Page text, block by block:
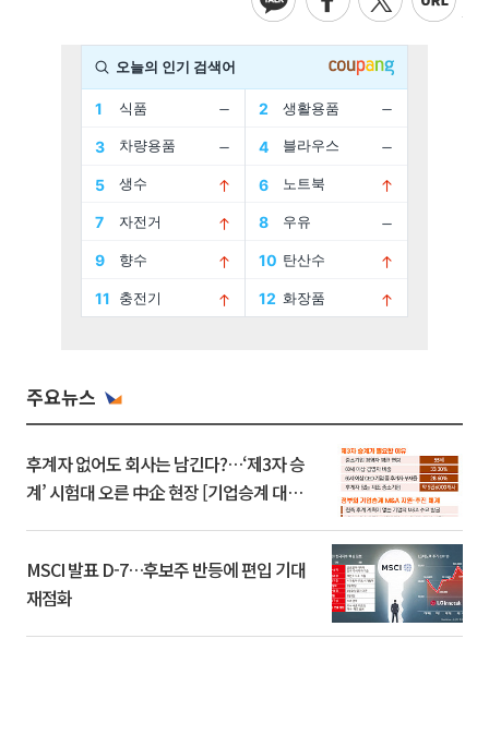
주요뉴스
후계자 없어도 회사는 남긴다?…‘제3자 승
계’ 시험대 오른 中企 현장 [기업승계 대전
MSCI 발표 D-7…후보주 반등에 편입 기대
재점화